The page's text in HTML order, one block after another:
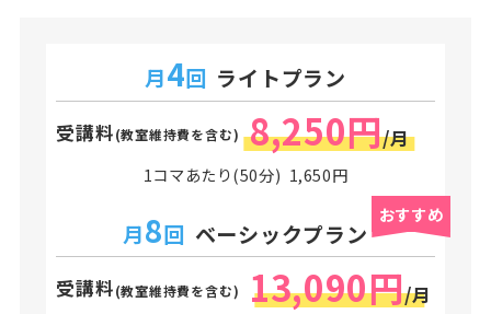
月4回 ライトプラン
受講料(教室維持費を含む) 8,250円/月
1コマあたり(50分) 1,650円
おすすめ
月8回 ベーシックプラン
受講料(教室維持費を含む) 13,090円/月